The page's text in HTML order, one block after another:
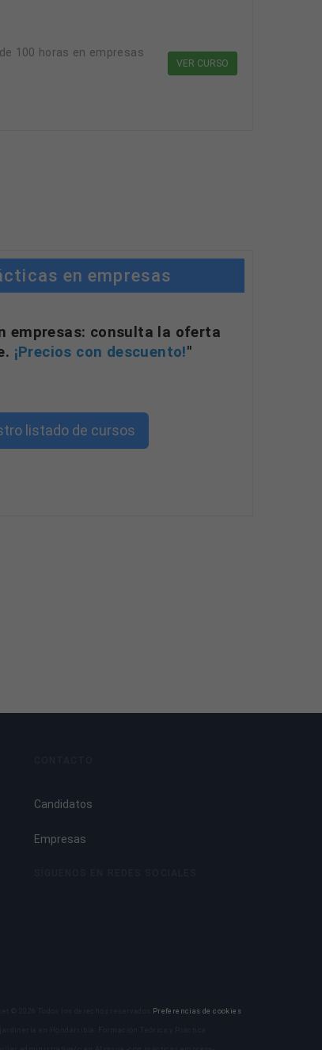
100 horas en empresas
VER CURSO
en empresas
empresas: consulta la oferta
¡Precios con descuento!"
listado de cursos
Candidatos
Empresas
Preferencias de cookies